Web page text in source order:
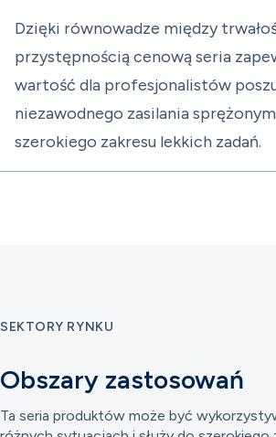
Dzięki równowadze między
przystępnością cenową seria
wartość dla profesjonalistów
niezawodnego zasilania
szerokiego zakresu lekkich zadań.
SEKTORY RYNKU
Obszary zastosowań
Ta seria produktów może być